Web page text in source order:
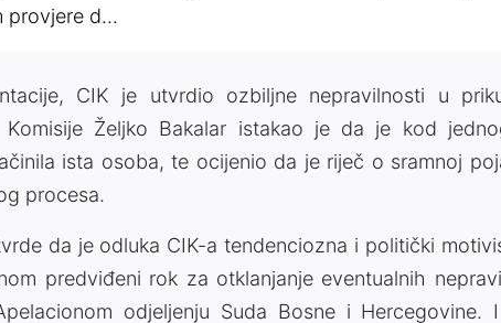
provjere d...
CIK je utvrdio ozbiljne nepravilnosti u
Komisije Željko Bakalar istakao je da je kod
ista osoba, te ocijenio da je riječ o sramnoj
procesa.
da je odluka CIK-a tendenciozna i politički
predviđeni rok za otklanjanje eventualnih
odjeljenju Suda Bosne i Hercegovine.